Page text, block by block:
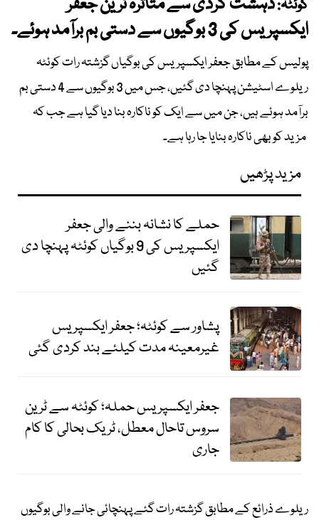
کوئٹہ:
ایکسپریس کی 3 بوگیوں سے دستی بم برآمد ہوئے۔
پولیس کے مطابق جعفر ایکسپریس کی بوگیاں گزشتہ رات کوئٹہ
ریلوے اسٹیشن پہنچا دی گئیں، جس میں 3 بوگیوں سے 4 دستی بم
برآمد ہوئے ہیں، جن میں سے ایک کو ناکارہ بنا دیا گیا ہے جب کہ
مزید کو بھی ناکارہ بنایا جا رہا ہے۔
مزید پڑھیں
حملے کا نشانہ بننے والی جعفر
ایکسپریس کی 9 بوگیاں کوئٹہ پہنچا دی
گئیں
پشاور سے کوئٹہ؛ جعفر ایکسپریس
غیرمعینہ مدت کیلئے بند کردی گئی
جعفر ایکسپریس حملہ؛ کوئٹہ سے ٹرین
سروس تاحال معطل، ٹریک بحالی کا کام
جاری
ریلوے ذرائع کے مطابق گزشتہ رات گئے پہنچائی جانے والی بوگیوں